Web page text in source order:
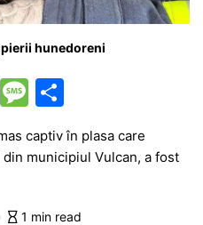
hunedoreni
T
M
s
a
ar
ta
a
captiv în plasa care
municipiul Vulcan, a fost
1 min read